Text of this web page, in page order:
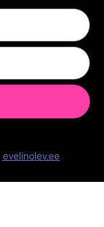
evelinolev.ee